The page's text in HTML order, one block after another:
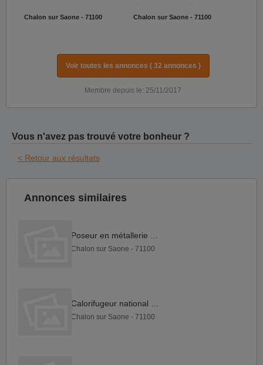
Chalon sur Saone - 71100 Chalon sur Saone - 71100
Voir toutes les annonces ( 32 annonces )
Membre depuis le: 25/11/2017
Vous n'avez pas trouvé votre bonheur ?
< Retour aux résultats
Annonces similaires
Chalon sur Saone - 71100
Chalon sur Saone - 71100